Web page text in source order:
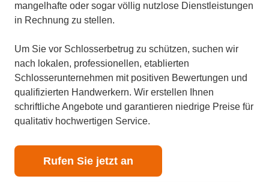
mangelhafte oder sogar völlig nutzlose Dienstleistungen
in Rechnung zu stellen.
Um Sie vor Schlosserbetrug zu schützen, suchen wir
nach lokalen, professionellen, etablierten
Schlosserunternehmen mit positiven Bewertungen und
qualifizierten Handwerkern. Wir erstellen Ihnen
schriftliche Angebote und garantieren niedrige Preise für
qualitativ hochwertigen Service.
Rufen Sie jetzt an